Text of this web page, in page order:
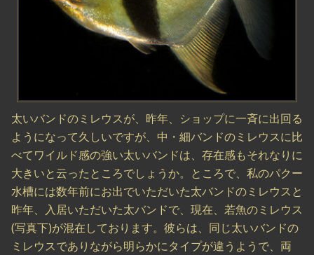
太いバンドのミレウスが、昨年、ショップに一斉に出回る
ようになって久しいですが、中・細バンドのミレウスに比
べてワイルド感の強い太いバンドは、存在感もそれなりに
大きいと云ったところでしょうか。ところで、私のパクー
水槽には数年前にお出でいただいた太バンドのミレウスと
昨年、入居いただいた太バンドで、現在、若魚のミレウス
(写真下)が混在しております。彼らは、同じ太いバンドの
ミレウスでありながら明らかにタイプが違うようで、両